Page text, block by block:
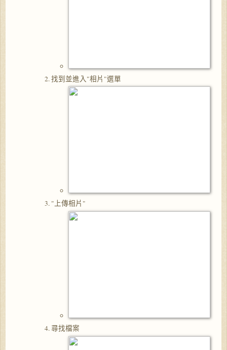
找到並進入"相片"選單
"上傳相片"
尋找檔案